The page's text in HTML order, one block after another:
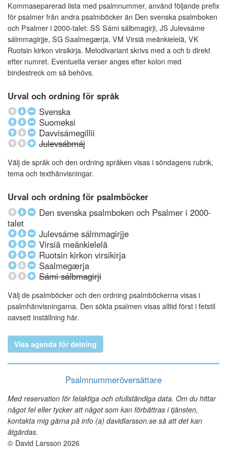
Kommaseparerad lista med psalmnummer, använd följande prefix
för psalmer från andra psalmböcker än Den svenska psalmboken
och Psalmer i 2000-talet: SS Sámi sálbmagirji, JS Julevsáme
sálmmagirjje, SG Saalmegærja, VM Virsiä meänkielelä, VK
Ruotsin kirkon virsikirja. Melodivariant skrivs med a och b direkt
efter numret. Eventuella verser anges efter kolon med
bindestreck om så behövs.
Urval och ordning för språk
Svenska
Suomeksi
Davvisámegillii
Julevsábmáj
Välj de språk och den ordning språken visas i söndagens rubrik,
tema och texthänvisningar.
Urval och ordning för psalmböcker
Den svenska psalmboken och Psalmer i 2000-
talet
Julevsáme sálmmagirjje
Virsiä meänkielelä
Ruotsin kirkon virsikirja
Saalmegærja
Sámi sálbmagirji
Välj de psalmböcker och den ordning psalmböckerna visas i
psalmhänvisningarna. Den sökta psalmen visas alltid först i fetstil
oavsett inställning här.
Visa agenda för delning
Psalmnummeröversättare
Med reservation för felaktiga och ofullständiga data. Om du hittar
något fel eller tycker att något som kan förbättras i tjänsten,
kontakta mig gärna på info (a) davidlarsson.se så att det kan
åtgärdas.
© David Larsson 2026